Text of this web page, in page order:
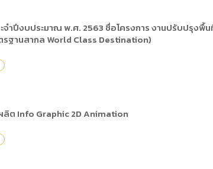
จำปีงบประมาณ พ.ศ. 2563 ชื่อโครงการ งานปรับปรุง
รฐานสากล World Class Destination)
ลิต Info Graphic 2D Animation